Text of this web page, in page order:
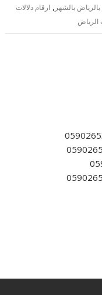
بالشهر ,ارقام دلالات
الرياض